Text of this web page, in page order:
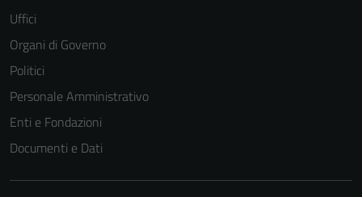
Uffici
Organi di Governo
Politici
Personale Amministrativo
Enti e Fondazioni
Documenti e Dati